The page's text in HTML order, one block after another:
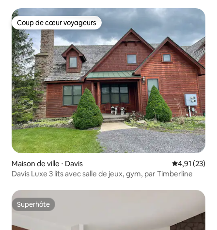
Coup de cœur voyageurs
Coup de cœur voyageurs
Maison de ville ⋅ Davis Évaluation
4,91 (23)
Davis Luxe 3 lits avec salle de jeux, gym, par Timberline
Superhôte
Superhôte